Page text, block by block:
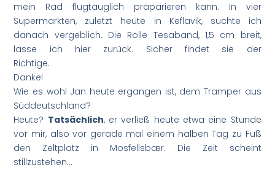
mein Rad flugtauglich präparieren kann. In vier
Supermärkten, zuletzt heute in Keflavik, suchte ich
danach vergeblich. Die Rolle Tesaband, 1,5 cm breit,
lasse ich hier zurück. Sicher findet sie der
Danke!
Wie es wohl Jan heute ergangen ist, dem Tramper aus
Heute? Tatsächlich, er verließ heute etwa eine Stunde
vor mir, also vor gerade mal einem halben Tag zu Fuß
den Zeltplatz in Mosfellsbær. Die Zeit scheint
stillzustehen…